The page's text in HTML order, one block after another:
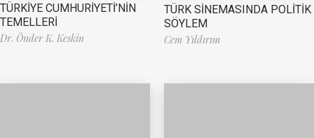
TÜRKİYE CUMHURİYETİ’NİN
TEMELLERİ
Dr. Önder K. Keskin
TÜRK SİNEMASINDA POLİTİK
SÖYLEM
Cem Yıldırım